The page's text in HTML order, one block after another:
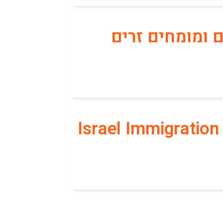
ומומחים זרים
Israel